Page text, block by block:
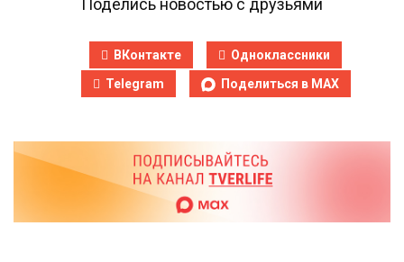
Поделись новостью с друзьями
ВКонтакте
Одноклассники
Telegram
Поделиться в MAX